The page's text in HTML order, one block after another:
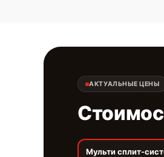
АКТУАЛЬНЫЕ ЦЕНЫ
Мульти сплит-